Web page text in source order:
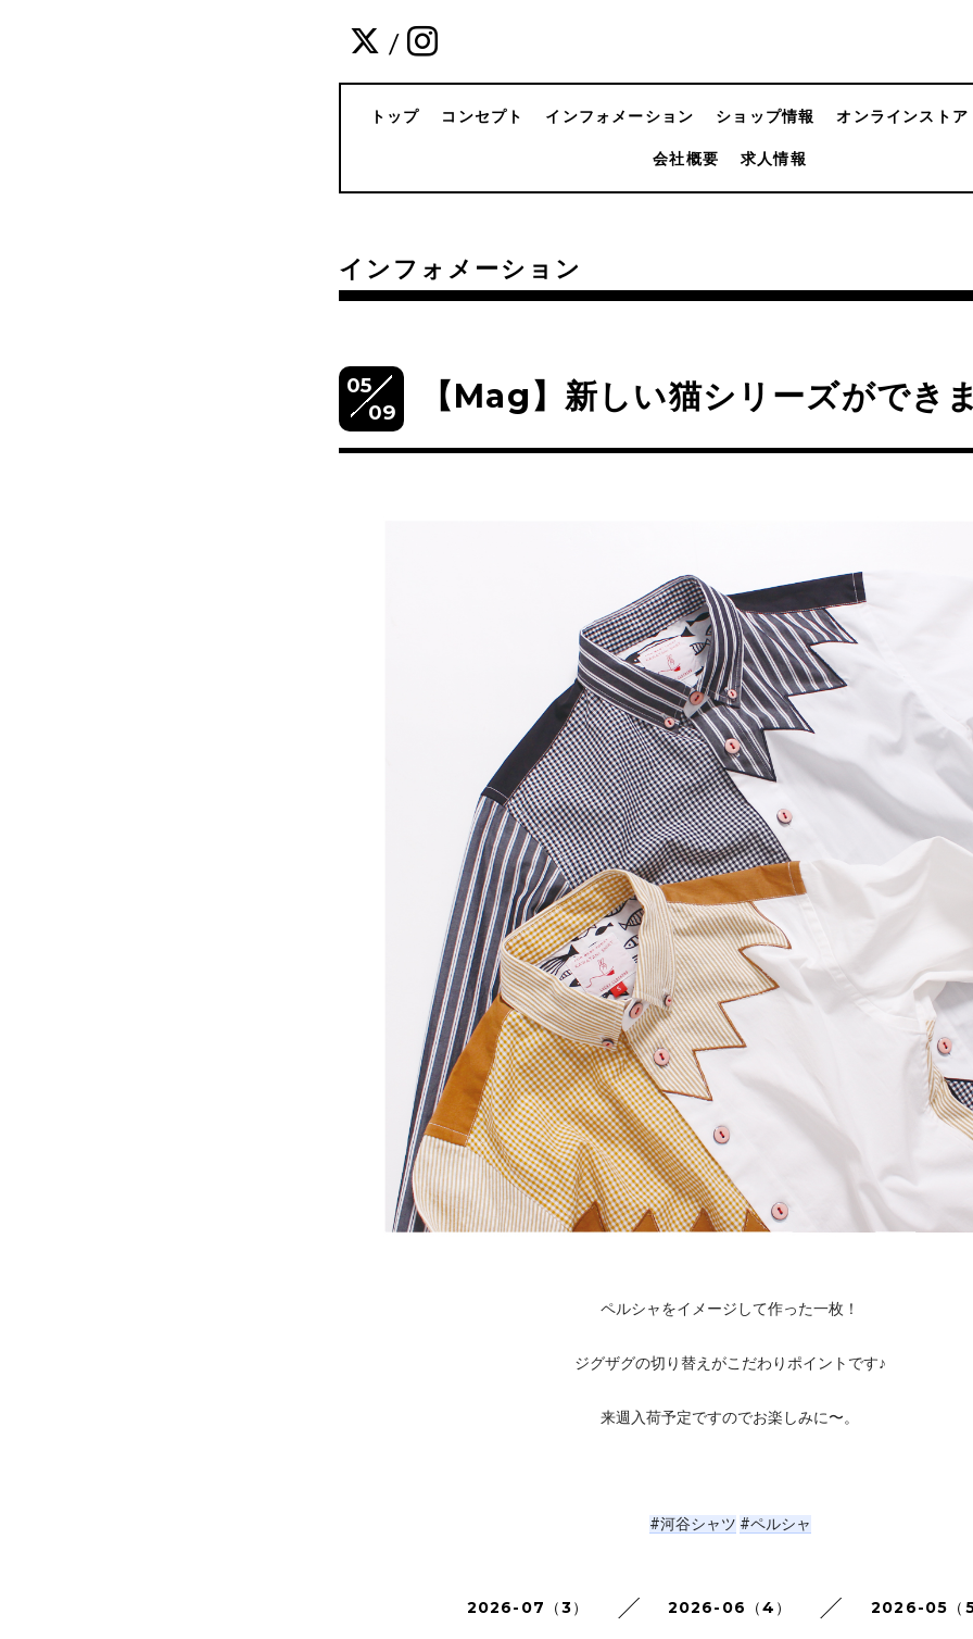
/
トップ コンセプト インフォメーション ショップ情報 オンラインストア
会社概要 求人情報
インフォメーション
05
09
【Mag】新しい猫シリーズができ
ペルシャをイメージして作った一枚！
ジグザグの切り替えがこだわりポイントです♪
来週入荷予定ですのでお楽しみに〜。
#河谷シャツ #ペルシャ
2026-07（3） 2026-06（4） 2026-05（5